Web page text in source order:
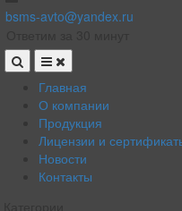
bsms-avto@yandex.ru
Главная
О компании
Продукция
Лицензии и
Новости
Контакты